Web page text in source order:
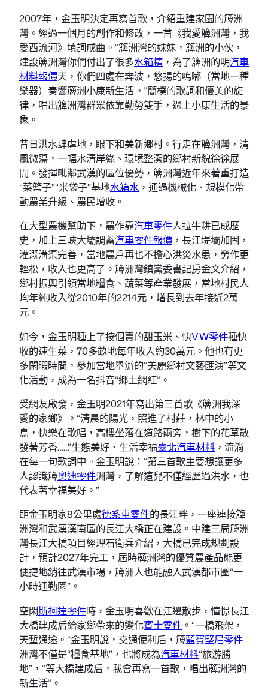
2007年，金玉明決定再寫首歌，介紹重建家園的簰洲
灣。經過一個月的創作和修改，一首《我愛簰洲灣，我
愛西流河》填詞成曲。“簰洲灣的妹妹，簰洲的小伙，
建設簰洲灣你們付出了很多水箱精 ，為了簰洲的明汽車
材料報價天，你們四處在奔波，悠揚的嗚嘟（當地一種
樂器）奏響簰洲小康新生活。”簡樸的歌詞和優美的旋
律，唱出簰洲灣群眾依靠勤勞雙手，過上小康生活的景
象。
昔日洪水肆虐地，眼下和美新鄉村。行走在簰洲灣，清
風微蕩，一幅水清岸綠、環境整潔的鄉村新貌徐徐展
開。發揮毗鄰武漢的區位優勢，簰洲灣近年來著重打造
“菜籃子”“米袋子”基地水箱水 ，通過機械化、規模化帶
動農業升級、農民增收。
在大型農機幫助下，農作靠汽車零件人拉牛耕已成歷
史，加上三峽大壩調蓄汽車零件報價 ，長江堤壩加固，
灌溉溝渠完善，當地農戶再也不擔心洪災水患，勞作更
輕松，收入也更高了。簰洲灣鎮黨委書記房金文介紹，
鄉村振興引領當地糧食、蔬菜等產業發展，當地村民人
均年純收入從2010年的2214元，增長到去年接近2萬
元。
如今，金玉明種上了按個賣的甜玉米、快VW零件種快
收的速生菜，70多畝地每年收入約30萬元。他也有更
多閑暇時間，參加當地舉辦的“美麗鄉村文藝匯演”等文
化活動，成為一名抖音“鄉土網紅”。
受網友啟發，金玉明2021年寫出第三首歌《簰洲我深
愛的家鄉》。“清晨的陽光，照進了村莊，林中的小
鳥，快樂在歌唱，高樓坐落在道路兩旁，樹下的花草散
發著芳香……”生態美好、生活幸福臺北汽車材料 ，流淌
在每一句歌詞中。金玉明說：“第三首歌主要想讓更多
人認識簰奧迪零件洲灣，了解這兒不僅經歷過洪水，也
代表著幸福美好。”
距金玉明家8公里處德系車零件的長江畔，一座連接簰
洲灣和武漢漢南區的長江大橋正在建設。中建三局簰洲
灣長江大橋項目經理石衛兵介紹，大橋已完成規劃設
計，預計2027年完工，屆時簰洲灣的優質農產品能更
便捷地銷往武漢市場，簰洲人也能融入武漢都市圈“一
小時通勤圈”。
空閑斯柯達零件時，金玉明喜歡在江邊散步，憧憬長江
大橋建成后給家鄉帶來的變化賓士零件 。“一橋飛架，
天塹通途。”金玉明說，交通便利后，簰藍寶堅尼零件
洲灣不僅是“糧食基地”，也將成為汽車材料“旅游勝
地”，“等大橋建成后，我會再寫一首歌，唱出簰洲灣的
新生活”。